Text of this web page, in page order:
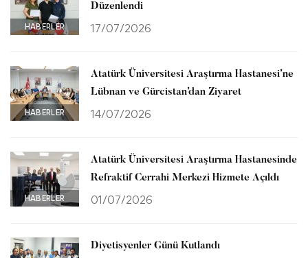
HABERLER
Düzenlendi
17/07/2026
HABERLER
Atatürk Üniversitesi Araştırma Hastanesi’ne
Lübnan ve Gürcistan’dan Ziyaret
14/07/2026
HABERLER
Atatürk Üniversitesi Araştırma Hastanesinde
Refraktif Cerrahi Merkezi Hizmete Açıldı
01/07/2026
Diyetisyenler Günü Kutlandı